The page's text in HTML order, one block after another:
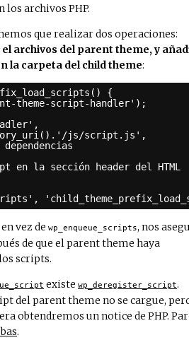
los archivos PHP.
que realizar dos operaciones:
archivos del parent theme, y
la carpeta del child theme:
{
theme-script-handler');
js/script.js',
la sección header del HTML
en vez de wp_enqueue_scripts, nos
de que el parent theme haya
scripts.
existe wp_deregister_script.
del parent theme no se cargue,
obtendremos un notice de PHP.
.